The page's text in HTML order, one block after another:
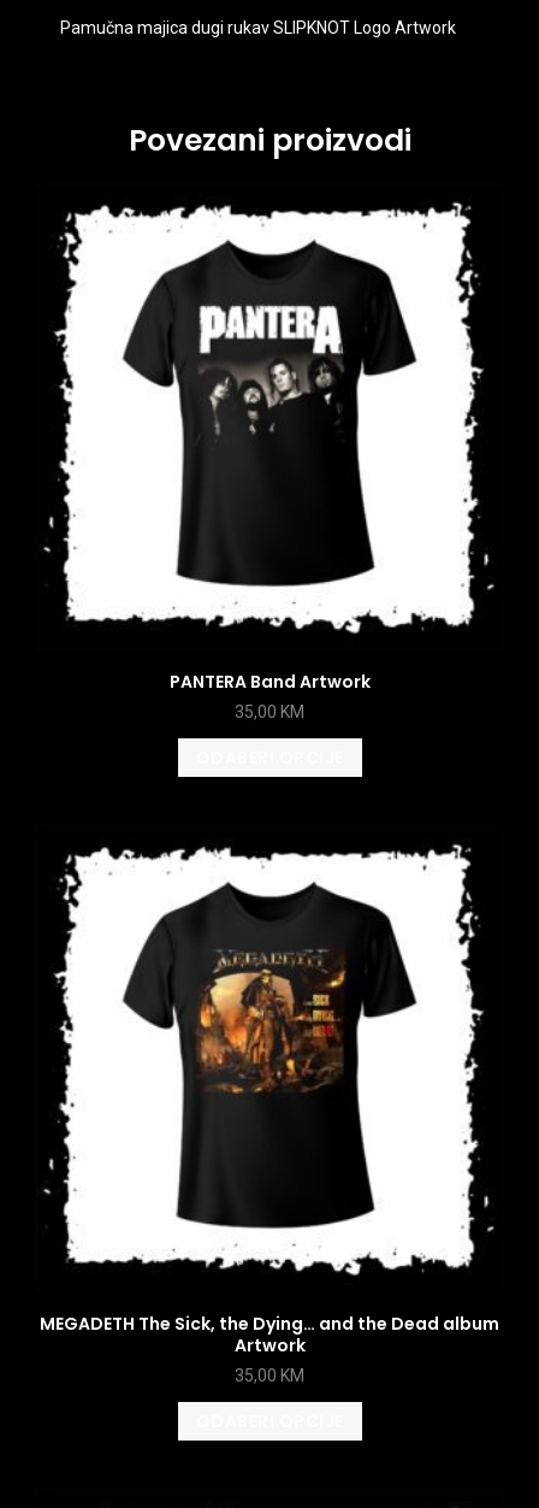
Pamučna majica dugi rukav SLIPKNOT Logo Artwork
Povezani proizvodi
PANTERA Band Artwork
35,00 KM
MEGADETH The Sick, the Dying… and the Dead album
Artwork
35,00 KM